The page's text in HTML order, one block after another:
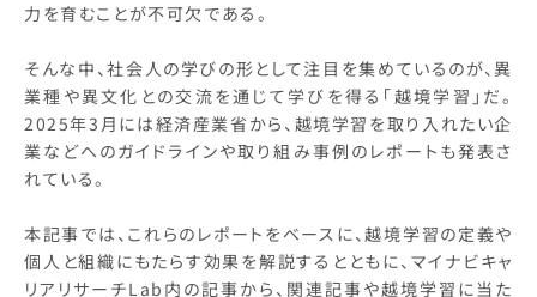
力を育むことが不可欠である。
そんな中、社会人の学びの形として注目を集めているのが、異
業種や異文化との交流を通じて学びを得る「越境学習」だ。
2025年3月には経済産業省から、越境学習を取り入れたい企
業などへのガイドラインや取り組み事例のレポートも発表さ
れている。
本記事では、これらのレポートをベースに、越境学習の定義や
個人と組織にもたらす効果を解説するとともに、マイナビキャ
リアリサーチLab内の記事から、関連記事や越境学習に当た